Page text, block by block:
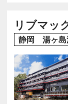
リブマッ
静岡 湯ヶ島